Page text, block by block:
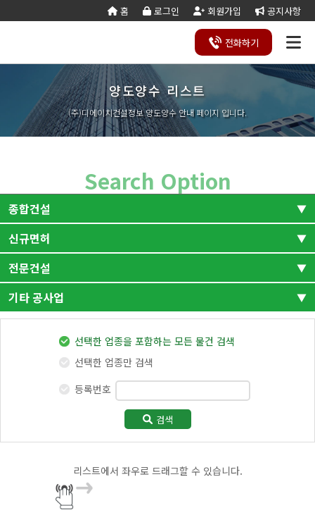
홈 로그인 회원가입 공지사항
전화하기
회사
소개
사업
영역
조직
도 는
길
합
건
설
업
토목건축
공사업
경설비공
사업
조경공사
업
전문건설업
지반조성·포
장공사업
실내건축공
사업
도장·습식·방 조경식재·시
트공사업
비계공사업
상·하수도설 철도·궤도공
철강구조물공수중·준설공
기계설비·가 가스·난방공
금속·창호·지
건축물조립공
기타공
사업
전기공사업 정보통신
공사업
대지조성사
업자
부동산개
발업
업
사업자
전문관리
개인하수처
리시설·
설계시공업
승강기유
지관리업
안전진단전국가유산
지하수개발
업
기계설비
차
기
양도
양수
리스
트
양도
양수
절차
기업
진단
공
제
조
합
실
태
조
사
기
재
사
항
변
경
공
능
력
가
·
합
잔고
증명
법령
서식
국가
계약
법령
관계
서식
건설
업등
록서
식
법시
행규
칙
서식
실질
자본
금
계산
기
세무
계산
기
양도양수 리스트
(주)디에이치건설정보 양도양수 안내 페이지 입니다.
Search Option
종합건설
전체
토목
토목건축
신규면허
전체
신규면허-토목
전문건설
전체
지반조성·포장공사업
토공 / 포장 / 보링 )
실내건축공사업
금속창호·지붕건축물조립공사업
도장·습식·방수·석공사업
조경식재·시설물공사업
조경식재
기타 공사업
정보통신
대지
문화재
지하수
산림경영
숲가꾸기
선택한 업종을 포함하는 모든 물건 검색
선택한 업종만 검색
등록번호
검색
리스트에서 좌우로 드래그할 수 있습니다.